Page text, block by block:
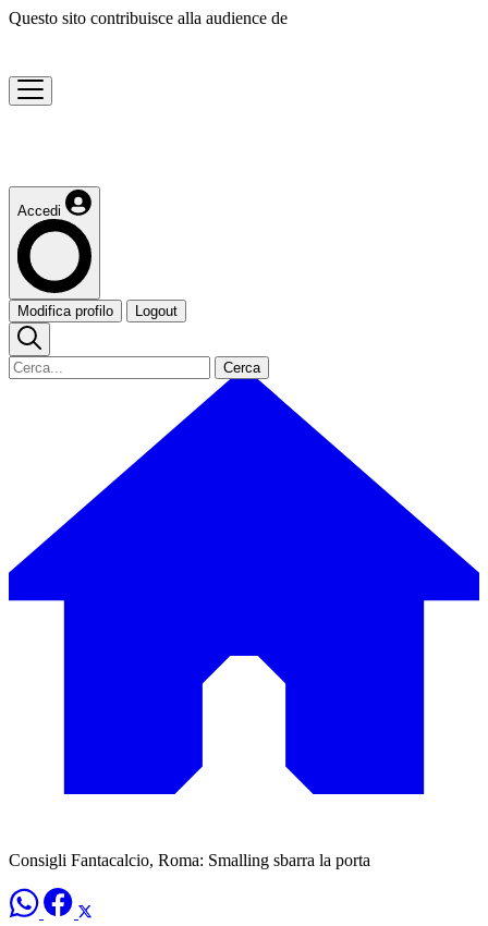
Questo sito contribuisce alla audience de
Accedi
Modifica profilo Logout
Cerca
Consigli Fantacalcio, Roma: Smalling sbarra la porta